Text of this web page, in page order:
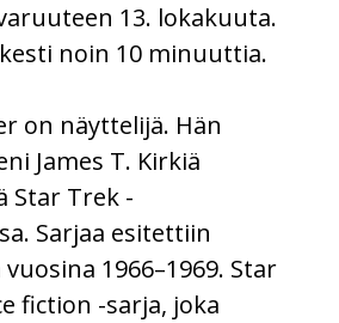
13. lokakuuta.
noin 10 minuuttia.
on näyttelijä. Hän
James T. Kirkiä
Star Trek -
Sarjaa esitettiin
1966–1969. Star
fiction -sarja, joka